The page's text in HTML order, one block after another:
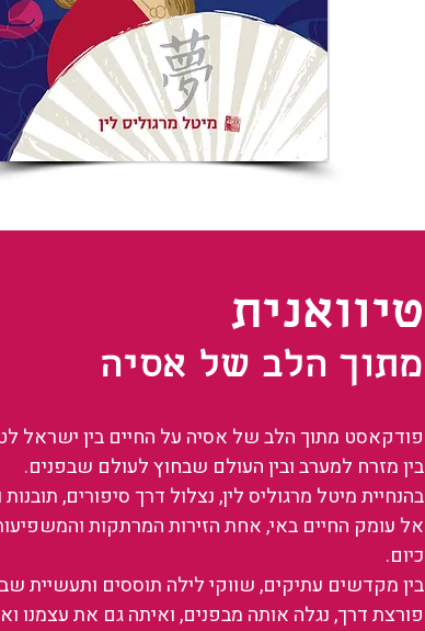
טיוואנית
מתוך הלב של אסיה
פודקאסט מתוך הלב של אסיה על החיים בין ישראל
בין מזרח למערב ובין העולם שבחוץ לעולם שבפנים.
בהנחיית מיטל מרגוליס לין, נצלול דרך סיפורים,
אל עומק החיים באי, אחת הזירות המרתקות
כיום.
בין מקדשים עתיקים, שווקי לילה תוססים ותעשיית
פורצת דרך, נגלה אותה מבפנים, ואיתה גם את עצמנו